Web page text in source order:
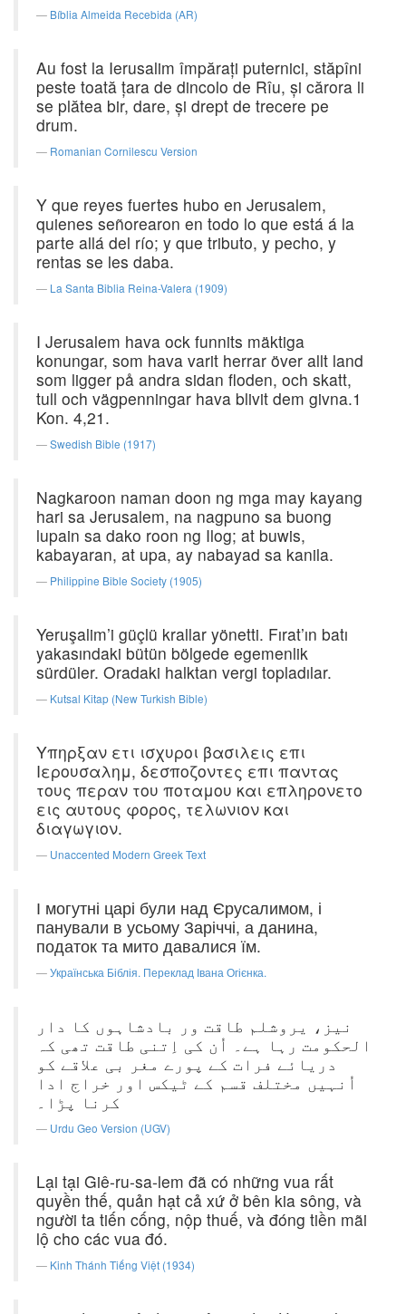
Bíblia Almeida Recebida (AR)
Au fost la Ierusalim împăraţi puternici, stăpîni
peste toată ţara de dincolo de Rîu, şi cărora li
se plătea bir, dare, şi drept de trecere pe
drum.
Romanian Cornilescu Version
Y que reyes fuertes hubo en Jerusalem,
quienes señorearon en todo lo que está á la
parte allá del río; y que tributo, y pecho, y
rentas se les daba.
La Santa Biblia Reina-Valera (1909)
I Jerusalem hava ock funnits mäktiga
konungar, som hava varit herrar över allt land
som ligger på andra sidan floden, och skatt,
tull och vägpenningar hava blivit dem givna.1
Kon. 4,21.
Swedish Bible (1917)
Nagkaroon naman doon ng mga may kayang
hari sa Jerusalem, na nagpuno sa buong
lupain sa dako roon ng Ilog; at buwis,
kabayaran, at upa, ay nabayad sa kanila.
Philippine Bible Society (1905)
Yeruşalim’i güçlü krallar yönetti. Fırat’ın batı
yakasındaki bütün bölgede egemenlik
sürdüler. Oradaki halktan vergi topladılar.
Kutsal Kitap (New Turkish Bible)
Υπηρξαν ετι ισχυροι βασιλεις επι
Ιερουσαλημ, δεσποζοντες επι παντας
τους περαν του ποταμου και επληρονετο
εις αυτους φορος, τελωνιον και
διαγωγιον.
Unaccented Modern Greek Text
І могутні царі були над Єрусалимом, і
панували в усьому Заріччі, а данина,
податок та мито давалися їм.
Українська Біблія. Переклад Івана Огієнка.
نیز، یروشلم طاقت ور بادشاہوں کا دار
الحکومت رہا ہے۔ اُن کی اِتنی طاقت تھی کہ
دریائے فرات کے پورے مغر بی علاقے کو
اُنہیں مختلف قسم کے ٹیکس اور خراج ادا
کرنا پڑا۔
Urdu Geo Version (UGV)
Lại tại Giê-ru-sa-lem đã có những vua rất
quyền thế, quản hạt cả xứ ở bên kia sông, và
người ta tiến cống, nộp thuế, và đóng tiền mãi
lộ cho các vua đó.
Kinh Thánh Tiếng Việt (1934)